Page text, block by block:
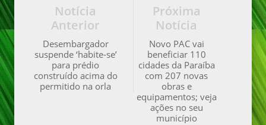
Próxima
Notícia
Novo PAC vai
beneficiar 110
cidades da Paraíba
com 207 novas
obras e
equipamentos; veja
ações no seu
município
Notícia
Anterior
Desembargador
suspende ‘habite-se’
para prédio
construído acima do
permitido na orla